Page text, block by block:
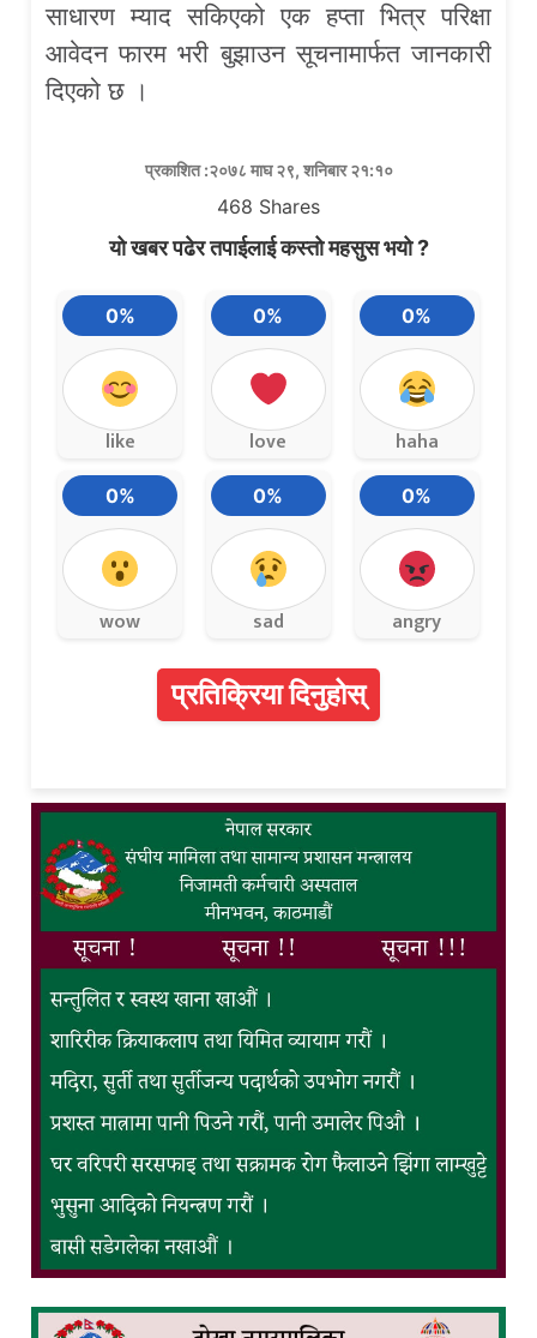
साधारण म्याद सकिएको एक हप्ता भित्र परिक्षा
आवेदन फारम भरी बुझाउन सूचनामार्फत जानकारी
दिएको छ ।
प्रकाशित :२०७८ माघ २९, शनिबार २१:१०
468 Shares
यो खबर पढेर तपाईलाई कस्तो महसुस भयो ?
0%
like
0%
love
0%
haha
0%
wow
0%
sad
0%
angry
प्रतिक्रिया दिनुहोस्